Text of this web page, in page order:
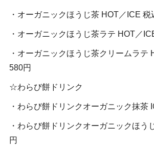
・オーガニックほうじ茶 HOT／ICE 税
・オーガニックほうじ茶ラテ HOT／
・オーガニックほうじ茶クリームラテ
580円
☆わらび餅ドリンク
・わらび餅ドリンクオーガニック抹茶
・わらび餅ドリンクオーガニックほう
円